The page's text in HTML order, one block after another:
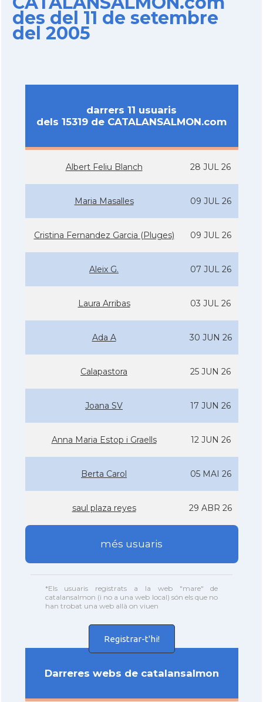
des del 11 de setembre
del 2005
darrers 11 usuaris
dels 15319 de CATALANSALMON.com
Albert Feliu Blanch 28 JUL 26
Maria Masalles 09 JUL 26
Cristina Fernandez Garcia (Pluges) 09 JUL 26
Aleix G. 07 JUL 26
Laura Arribas 03 JUL 26
Ada A 30 JUN 26
Calapastora 25 JUN 26
Joana SV 17 JUN 26
Anna Maria Estop i Graells 12 JUN 26
Berta Carol 05 MAI 26
saul plaza reyes 29 ABR 26
més usuaris
*Els usuaris registrats a la web "mare" de
catalansalmon (i no a una web local) són els que no
han trobat una web allà on viuen
Registrar-t'hi!
Darreres webs de catalansalmon